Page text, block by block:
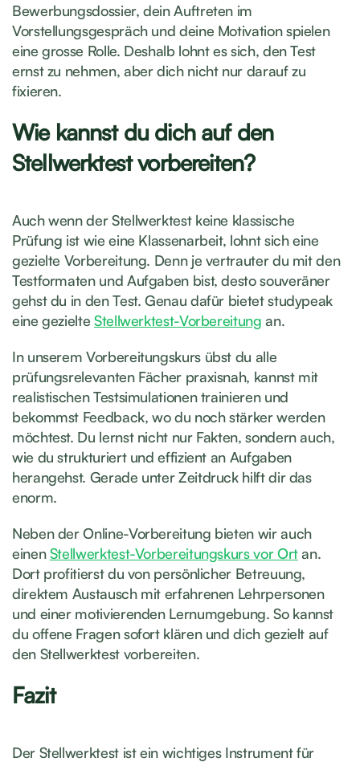
Bewerbungsdossier, dein Auftreten im
Vorstellungsgespräch und deine Motivation spielen
eine grosse Rolle. Deshalb lohnt es sich, den Test
ernst zu nehmen, aber dich nicht nur darauf zu
fixieren.
Wie kannst du dich auf den
Stellwerktest vorbereiten?
Auch wenn der Stellwerktest keine klassische
Prüfung ist wie eine Klassenarbeit, lohnt sich eine
gezielte Vorbereitung. Denn je vertrauter du mit den
Testformaten und Aufgaben bist, desto souveräner
gehst du in den Test. Genau dafür bietet studypeak
eine gezielte Stellwerktest-Vorbereitung an.
In unserem Vorbereitungskurs übst du alle
prüfungsrelevanten Fächer praxisnah, kannst mit
realistischen Testsimulationen trainieren und
bekommst Feedback, wo du noch stärker werden
möchtest. Du lernst nicht nur Fakten, sondern auch,
wie du strukturiert und effizient an Aufgaben
herangehst. Gerade unter Zeitdruck hilft dir das
enorm.
Neben der Online-Vorbereitung bieten wir auch
einenStellwerktest-Vorbereitungskurs vor Ortan.
Dort profitierst du von persönlicher Betreuung,
direktem Austausch mit erfahrenen Lehrpersonen
und einer motivierenden Lernumgebung. So kannst
du offene Fragen sofort klären und dich gezielt auf
den Stellwerktest vorbereiten.
Fazit
Der Stellwerktest ist ein wichtiges Instrument für